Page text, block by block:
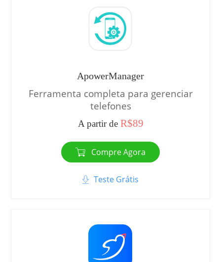
ApowerManager
Ferramenta completa para gerenciar
telefones
A partir de R$89
Compre Agora
Teste Grátis